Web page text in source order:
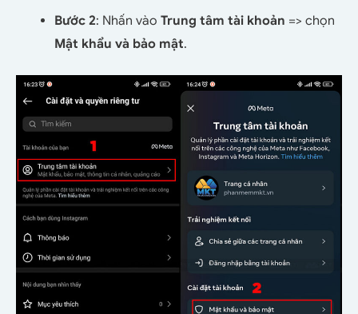
Bước 2: Nhấn vào Trung tâm tài khoản => chọn
Mật khẩu và bảo mật.